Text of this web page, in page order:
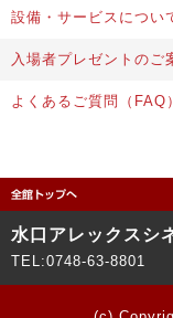
設備・サービスについ
入場者プレゼントのご
よくあるご質問（FAQ）
水口アレックスシ
TEL:0748-63-8801